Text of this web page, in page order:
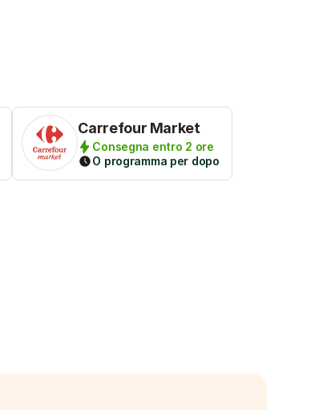
Carrefour Market
Consegna entro 2 ore
O programma per dopo